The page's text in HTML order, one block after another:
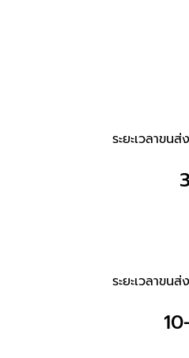
ระยะเวลาขน
ระยะเวลาขน